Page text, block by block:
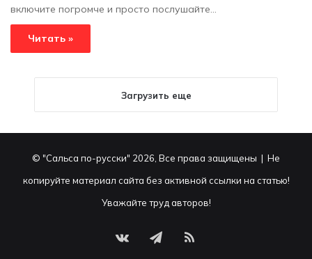
включите погромче и просто послушайте...
Читать »
Загрузить еще
© "Сальса по-русски" 2026, Все права защищены | Не
копируйте материал сайта без активной ссылки на статью!
Уважайте труд авторов!
vk.com Telegram